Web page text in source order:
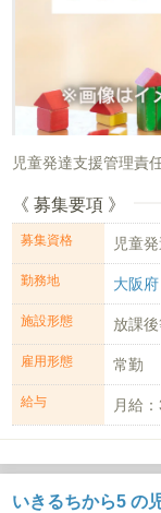
児童発達支援管理責
《 募集要項 》
募集資格 児童
勤務地 大阪
施設形態 放課
雇用形態 常勤
給与 月給
いきるちから5 の